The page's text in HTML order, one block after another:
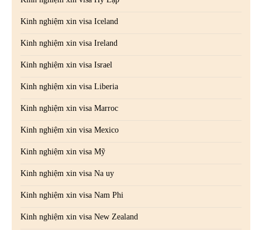
Kinh nghiệm xin visa Iceland
Kinh nghiệm xin visa Ireland
Kinh nghiệm xin visa Israel
Kinh nghiệm xin visa Liberia
Kinh nghiệm xin visa Marroc
Kinh nghiệm xin visa Mexico
Kinh nghiệm xin visa Mỹ
Kinh nghiệm xin visa Na uy
Kinh nghiệm xin visa Nam Phi
Kinh nghiệm xin visa New Zealand